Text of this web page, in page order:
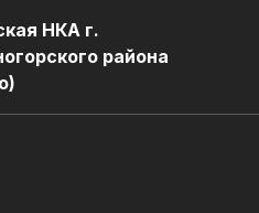
НКА г.
района